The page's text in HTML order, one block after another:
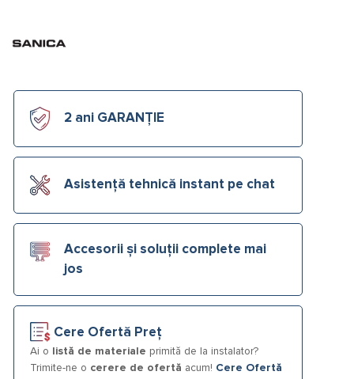
2 ani GARANȚIE
Asistență tehnică instant pe chat
Accesorii și soluții complete mai
jos
Cere Ofertă Preț
Ai o listă de materiale primită de la instalator?
Trimite-ne o cerere de ofertă acum! Cere Ofertă